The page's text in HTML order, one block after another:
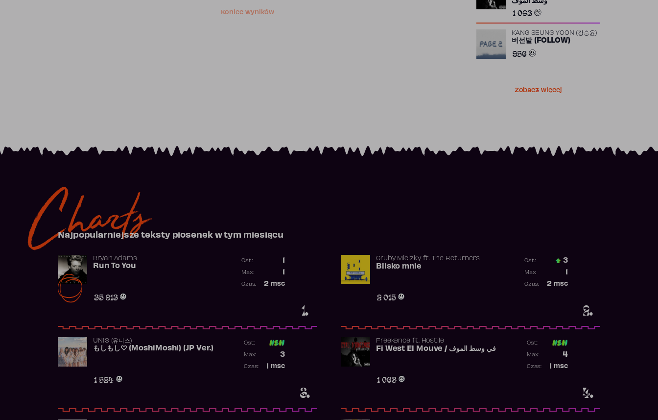
Koniec wyników 1 063
KANG SEUNG YOON (강승윤)
버선발 (FOLLOW)
956
Zobacz więcej
Charts
Najpopularniejsze teksty piosenek w tym miesiącu
1.
Bryan Adams
Run To You
35 913
Ost.:
Max:
2 msc
Czas:
2.
Gruby Mielzkyft. The Returners
Blisko mnie
2 015
Ost.: 3
Max:
2 msc
Czas:
3.
UNIS (유니스)
もしもし♡ (MoshiMoshi) (JP Ver.)
1 524
Ost:
3
Max:
msc
Czas:
4.
Freekence ft. Hostile
Fi West El Mouve / في وسط الموف
1 063
Ost:
4
Max:
msc
Czas: